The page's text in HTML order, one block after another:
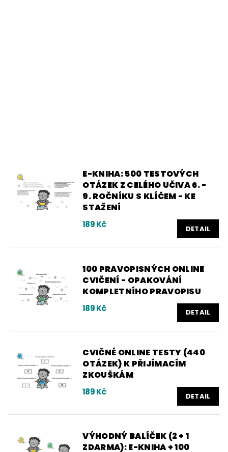
E-KNIHA: 500 TESTOVÝCH
OTÁZEK Z CELÉHO UČIVA 6. -
9. ROČNÍKU S KLÍČEM - KE
STAŽENÍ
189 Kč DETAIL
100 PRAVOPISNÝCH ONLINE
CVIČENÍ - OPAKOVÁNÍ
KOMPLETNÍHO PRAVOPISU
189 Kč DETAIL
CVIČNÉ ONLINE TESTY (440
OTÁZEK) K PŘIJÍMACÍM
ZKOUŠKÁM
189 Kč DETAIL
VÝHODNÝ BALÍČEK (2 + 1
ZDARMA): E-KNIHA + 100